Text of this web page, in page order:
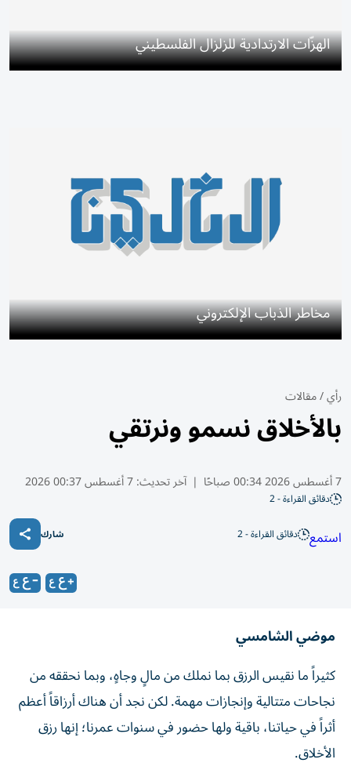
الهزّات الارتدادية للزلزال الفلسطيني
مخاطر الذباب الإلكتروني
رأي/مقالات
بالأخلاق نسمو ونرتقي
7 أغسطس 2026 00:34 صباحًا | آخر تحديث:7 أغسطس 00:37 2026
دقائق القراءة - 2
استمع دقائق القراءة - 2 شارك
موضي الشامسي
كثيراً ما نقيس الرزق بما نملك من مالٍ وجاهٍ، وبما نحققه من
نجاحات متتالية وإنجازات مهمة. لكن نجد أن هناك أرزاقاً أعظم
أثراً في حياتنا، باقية ولها حضور في سنوات عمرنا؛ إنها رزق
الأخلاق.